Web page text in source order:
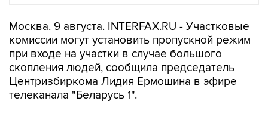
Москва. 9 августа. INTERFAX.RU - Участковые
комиссии могут установить пропускной режим
при входе на участки в случае большого
скопления людей, сообщила председатель
Центризбиркома Лидия Ермошина в эфире
телеканала "Беларусь 1".